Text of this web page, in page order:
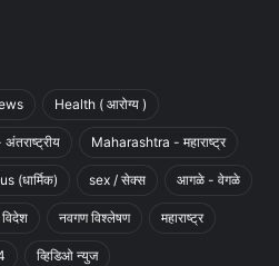
Health ( आरोग्य )
Maharashtra - महाराष्ट्र
(धार्मिक) sex / सेक्स आगळे - वेगळे
नवगण विश्लेषण महाराष्ट्र
व्हिडिओ न्युज